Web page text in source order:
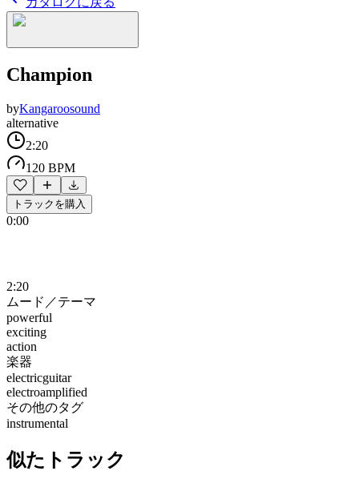
Champion
byKangaroosound
alternative
2:20
120 BPM
トラックを購入
0:00
2:20
ムード／テーマ
powerful
exciting
action
楽器
electricguitar
electroamplified
その他のタグ
instrumental
似たトラック